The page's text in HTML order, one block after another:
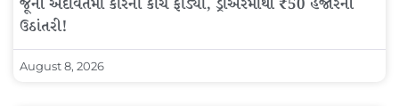
જૂની અદાવતમાં કારનો કાચ ફોડ્યો, ડ્રોઅરમાંથી ₹50 હજારની
ઉઠાંતરી!
August 8, 2026